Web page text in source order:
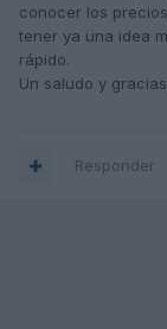
conocer los
tener ya una idea
rápido.
Un saludo y
Responder